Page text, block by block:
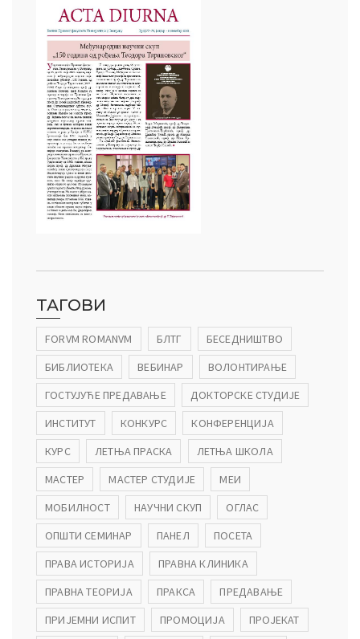
ТАГОВИ
FORVM ROMANVM БЛТГ
БЕСЕДНИШТВО
БИБЛИОТЕКА
ВЕБИНАР
ВОЛОНТИРАЊЕ
ГОСТУЈУЋЕ ПРЕДАВАЊЕ
ДОКТОРСКЕ СТУДИЈЕ
ИНСТИТУТ
КОНКУРС
КОНФЕРЕНЦИЈА
КУРС
ЛЕТЊА ПРАСКА
ЛЕТЊА ШКОЛА
МАСТЕР
МАСТЕР СТУДИЈЕ
МЕИ
МОБИЛНОСТ
НАУЧНИ СКУП
ОГЛАС
ОПШТИ СЕМИНАР
ПАНЕЛ
ПОСЕТА
ПРАВА ИСТОРИЈА
ПРАВНА КЛИНИКА
ПРАВНА ТЕОРИЈА
ПРАКСА
ПРЕДАВАЊЕ
ПРИЈЕМНИ ИСПИТ
ПРОМОЦИЈА
ПРОЈЕКАТ